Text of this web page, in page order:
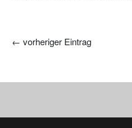
← vorheriger Eintrag